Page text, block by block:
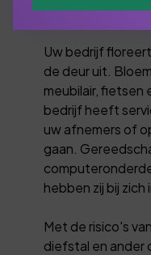
Uw bedrijf
de deur uit.
meubilair, fietsen
bedrijf heeft
uw afnemers of
gaan.
hebben zij bij
Met de risico's
diefstal en ander